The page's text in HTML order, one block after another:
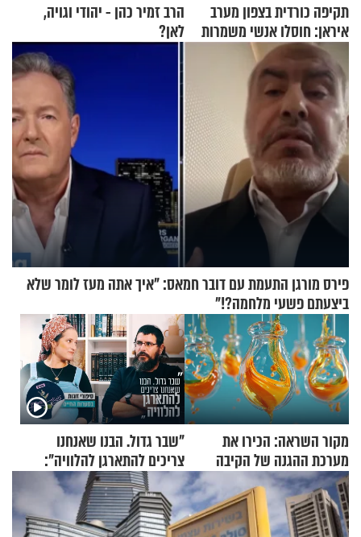
תקיפה כורדית בצפון מערב
איראן: חוסלו אנשי משמרות
המהפכה
הרב זמיר כהן - יהודי וגויה,
לאן?
פירס מורגן התעמת עם דובר חמאס: "איך אתה מעז לומר שלא
ביצעתם פשעי מלחמה?!"
מקור השראה: הכירו את
מערכת ההגנה של הקיבה
"שבר גדול. הבנו שאנחנו
צריכים להתארגן להלוויה":
זוגיות במבחן, הפעם עם מרים
וגד דנינו